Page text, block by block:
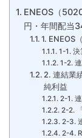
ENEOS（
円・年間配当
1. ENEOS
1-1.
1-2.
2. 連結業
純利益
2-1.
2-2.
2-3.
2-4.